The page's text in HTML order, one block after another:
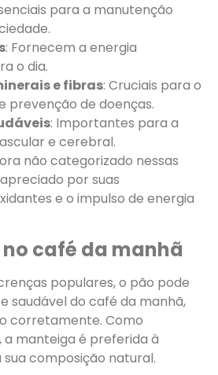
para a manutenção
: Fornecem a energia
o dia.
e fibras: Cruciais para o
prevenção de doenças.
: Importantes para a
e cerebral.
não categorizado nessas
por suas
e o impulso de energia
café da manhã
populares, o pão pode
saudável do café da manhã,
corretamente. Como
manteiga é preferida à
composição natural.